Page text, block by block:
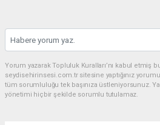
Yorum yazarak Topluluk Kuralları’nı kabul etmiş
seydisehirinsesi.com.tr sitesine yaptığınız
tüm sorumluluğu tek başınıza üstleniyorsunuz.
yönetimi hiçbir şekilde sorumlu tutulamaz.